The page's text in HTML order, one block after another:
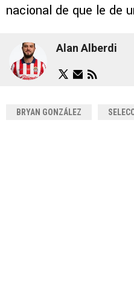
nacional de que le de
Alan Alberdi
BRYAN GONZÁLEZ